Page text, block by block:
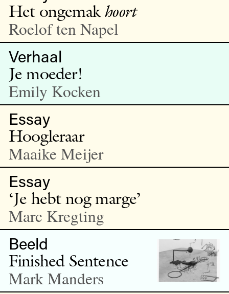
Het ongemakhoort
Roelof ten Napel
Verhaal
Je moeder!
Emily Kocken
Essay
Hoogleraar
Maaike Meijer
Essay
‘Je hebt nog marge’
Marc Kregting
Beeld
Finished Sentence
Mark Manders